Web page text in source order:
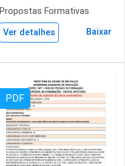
Propostas Formativas
Ver detalhes Baixar
PDF